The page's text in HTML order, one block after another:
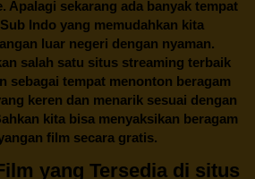
Apalagi sekarang ada banyak tempat
Indo yang memudahkan kita
luar negeri dengan nyaman.
salah satu situs streaming terbaik
sebagai tempat menonton beragam
keren dan menarik sesuai dengan
kita bisa menyaksikan beragam
film secara gratis.
yang Tersedia di situs